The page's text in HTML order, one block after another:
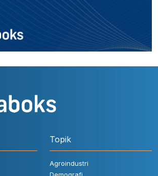
Topik
Agroindustri